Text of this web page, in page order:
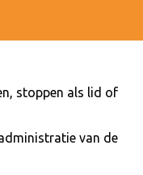
stoppen als lid of
van de